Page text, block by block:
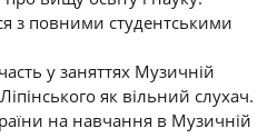
з повними студентськими
у заняттях Музичній
як вільний слухач.
на навчання в Музичній